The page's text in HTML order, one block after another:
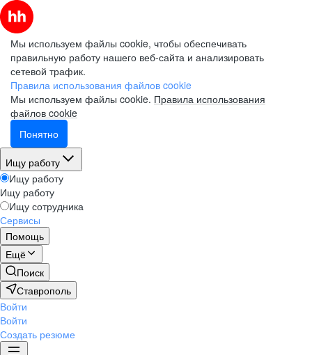
Мы используем файлы cookie, чтобы обеспечивать
правильную работу нашего веб-сайта и анализировать
сетевой трафик.
Правила использования файлов cookie
Мы используем файлы cookie. Правила использования
файлов cookie
Понятно
Ищу работу
Ищу работу
Ищу работу
Ищу сотрудника
Сервисы
Помощь
Ещё
Поиск
Ставрополь
Войти
Войти
Создать резюме